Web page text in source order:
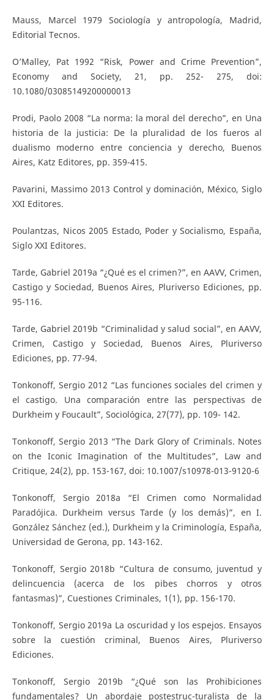
Mauss, Marcel 1979 Sociología y antropología, Madrid,
Editorial Tecnos.
O’Malley, Pat 1992 “Risk, Power and Crime Prevention”,
Economy and Society, 21, pp. 252- 275, doi:
10.1080/03085149200000013
Prodi, Paolo 2008 “La norma: la moral del derecho”, en Una
historia de la justicia: De la pluralidad de los fueros al
dualismo moderno entre conciencia y derecho, Buenos
Aires, Katz Editores, pp. 359-415.
Pavarini, Massimo 2013 Control y dominación, México, Siglo
XXI Editores.
Poulantzas, Nicos 2005 Estado, Poder y Socialismo, España,
Siglo XXI Editores.
Tarde, Gabriel 2019a “¿Qué es el crimen?”, en AAVV, Crimen,
Castigo y Sociedad, Buenos Aires, Pluriverso Ediciones, pp.
95-116.
Tarde, Gabriel 2019b “Criminalidad y salud social”, en AAVV,
Crimen, Castigo y Sociedad, Buenos Aires, Pluriverso
Ediciones, pp. 77-94.
Tonkonoff, Sergio 2012 “Las funciones sociales del crimen y
el castigo. Una comparación entre las perspectivas de
Durkheim y Foucault”, Sociológica, 27(77), pp. 109- 142.
Tonkonoff, Sergio 2013 “The Dark Glory of Criminals. Notes
on the Iconic Imagination of the Multitudes”, Law and
Critique, 24(2), pp. 153-167, doi: 10.1007/s10978-013-9120-6
Tonkonoff, Sergio 2018a “El Crimen como Normalidad
Paradójica. Durkheim versus Tarde (y los demás)”, en I.
González Sánchez (ed.), Durkheim y la Criminología, España,
Universidad de Gerona, pp. 143-162.
Tonkonoff, Sergio 2018b “Cultura de consumo, juventud y
delincuencia (acerca de los pibes chorros y otros
fantasmas)”, Cuestiones Criminales, 1(1), pp. 156-170.
Tonkonoff, Sergio 2019a La oscuridad y los espejos. Ensayos
sobre la cuestión criminal, Buenos Aires, Pluriverso
Ediciones.
Tonkonoff, Sergio 2019b “¿Qué son las Prohibiciones
fundamentales? Un abordaje postestruc-turalista de la